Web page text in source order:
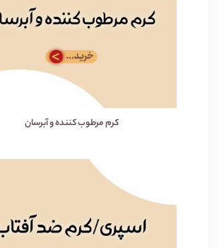
کرم مرطوب کننده و آبرسان